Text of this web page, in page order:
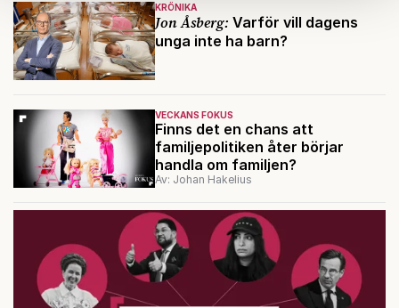
Om du vill läsa mer om hur vi hanterar personuppgifter
kan du göra dethär.
KRÖNIKA
Jon Åsberg: Varför vill dagens
unga inte ha barn?
VECKANS FOKUS
Finns det en chans att
familjepolitiken åter börjar
handla om familjen?
Av: Johan Hakelius